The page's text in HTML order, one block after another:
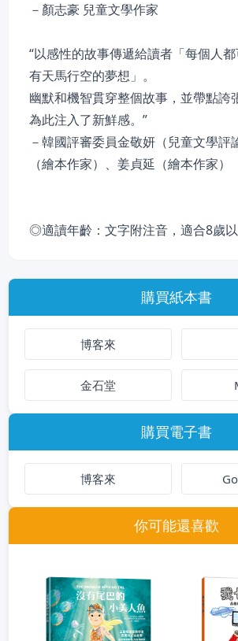
－顏志豪 兒童文學作家
“以感性的故事傳遞給讀者「每個人
有天馬行空的夢想」。
幽默和機智貫穿整個故事，並帶點誇
為此注入了新鮮感。”
－韓國評審委員金敬妍（兒童文學評
（繪本作家）、姜貞延（繪本作家）
◎適讀年齡：文字附注音，適合8歲以
購買紙本書
博客來
金石堂
購買電子書
博客來
你可能還喜歡